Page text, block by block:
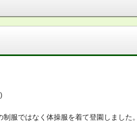
服ではなく体操服を着て登園しました。